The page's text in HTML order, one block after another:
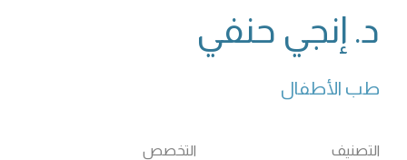
د. إنجي حنفي
طب الأطفال
التصنيف
التخصص